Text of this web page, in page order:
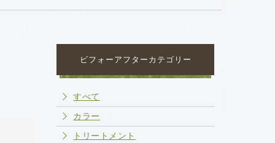
ビフォーアフターカテゴリー
すべて
カラー
トリートメント